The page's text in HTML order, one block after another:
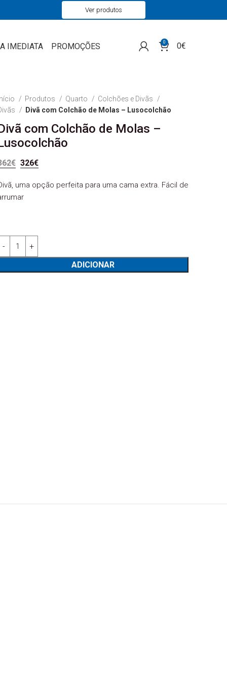
IMEDIATA PROMOÇÕES 0 0€
Produtos Quarto
Colchões e Divãs
Divã com Colchão de Molas – Lusocolchão
com Colchão de Molas –
€ O preço original era: 362€.
326€O preço atual é: 326€.
uma opção perfeita para uma cama extra. Fácil de
ADICIONAR
Ver produtos